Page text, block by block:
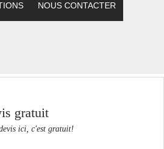
NOUS CONTACTER
gratuit
ici, c'est gratuit!